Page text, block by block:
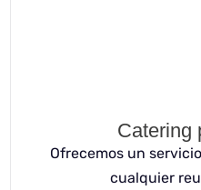
Catering
Ofrecemos un
cualquier